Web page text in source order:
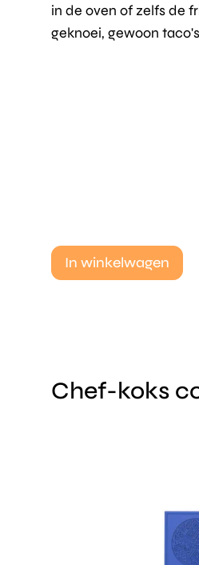
in de oven of zelfs de
geknoei, gewoon
In winkelwagen
Chef-koks